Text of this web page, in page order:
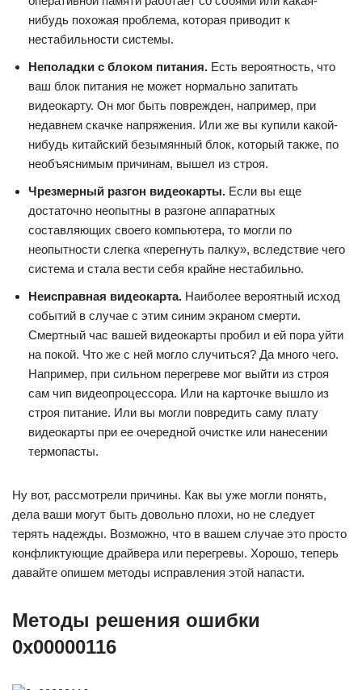
нибудь похожая проблема, которая приводит к
нестабильности системы.
Неполадки с блоком питания. Есть вероятность, что
ваш блок питания не может нормально запитать
видеокарту. Он мог быть поврежден, например, при
недавнем скачке напряжения. Или же вы купили какой-
нибудь китайский безымянный блок, который также, по
необъяснимым причинам, вышел из строя.
Чрезмерный разгон видеокарты. Если вы еще
достаточно неопытны в разгоне аппаратных
составляющих своего компьютера, то могли по
неопытности слегка «перегнуть палку», вследствие чего
система и стала вести себя крайне нестабильно.
Неисправная видеокарта. Наиболее вероятный исход
событий в случае с этим синим экраном смерти.
Смертный час вашей видеокарты пробил и ей пора уйти
на покой. Что же с ней могло случиться? Да много чего.
Например, при сильном перегреве мог выйти из строя
сам чип видеопроцессора. Или на карточке вышло из
строя питание. Или вы могли повредить саму плату
видеокарты при ее очередной очистке или нанесении
термопасты.
Ну вот, рассмотрели причины. Как вы уже могли понять,
дела ваши могут быть довольно плохи, но не следует
терять надежды. Возможно, что в вашем случае это просто
конфликтующие драйвера или перегревы. Хорошо, теперь
давайте опишем методы исправления этой напасти.
Методы решения ошибки
0x00000116